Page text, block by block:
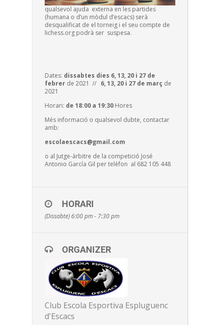
qualsevol ajuda externa en les partides
(humana o d’un mòdul d’escacs) serà
desqualificat de el torneig i el seu compte de
lichess.org podrà ser suspesa.
Dates: dissabtes dies 6, 13, 20 i 27 de
febrerde 2021 // 6, 13, 20 i 27 de març de
2021
Horari: de 18:00 a 19:30Hores
Més informació o qualsevol dubte, contactar
amb:
escolaescacs@gmail.com
o al Jutge-àrbitre de la competició José
Antonio García Gil per telèfon al 682 105 448
HORARI
(Dissabte) 6:00 pm - 7:30 pm
ORGANIZER
Club Escola Esportiva Espluguenc
d'Escacs